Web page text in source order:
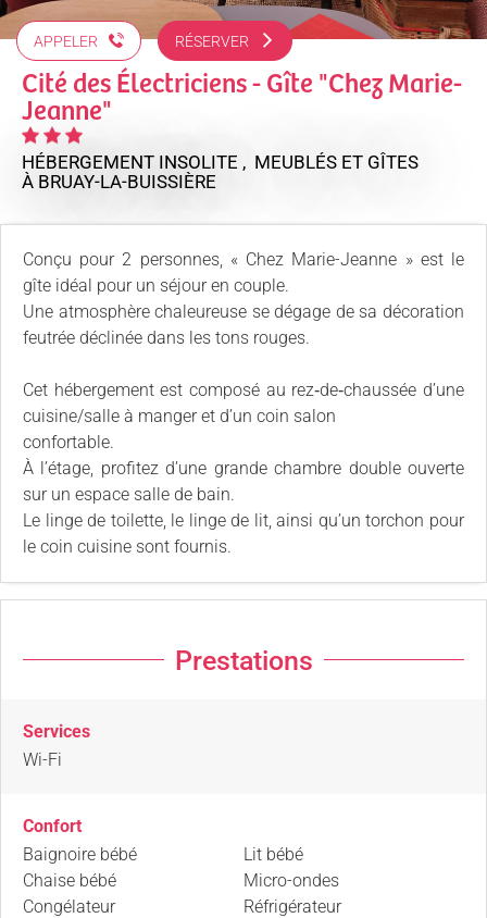
APPELER RÉSERVER
Cité des Électriciens - Gîte "Chez Marie-
Jeanne"
HÉBERGEMENT INSOLITE , MEUBLÉS ET GÎTES
À BRUAY-LA-BUISSIÈRE
Conçu pour 2 personnes, « Chez Marie-Jeanne » est le
gîte idéal pour un séjour en couple.
Une atmosphère chaleureuse se dégage de sa décoration
feutrée déclinée dans les tons rouges.
Cet hébergement est composé au rez‐de‐chaussée d’une
cuisine/salle à manger et d’un coin salon
confortable.
À l’étage, profitez d’une grande chambre double ouverte
sur un espace salle de bain.
Le linge de toilette, le linge de lit, ainsi qu’un torchon pour
le coin cuisine sont fournis.
Prestations
Services
Wi-Fi
Confort
Baignoire bébé
Chaise bébé
Congélateur
Lit bébé
Micro-ondes
Réfrigérateur